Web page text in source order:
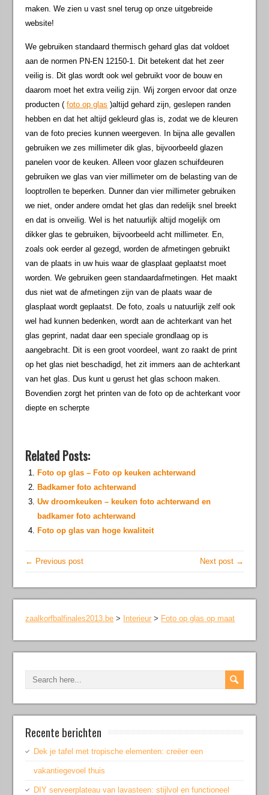
maken. We zien u vast snel terug op onze uitgebreide
website!
We gebruiken standaard thermisch gehard glas dat voldoet
aan de normen PN-EN 12150-1. Dit betekent dat het zeer
veilig is. Dit glas wordt ook wel gebruikt voor de bouw en
daarom moet het extra veilig zijn. Wij zorgen ervoor dat onze
producten (foto op glas )altijd gehard zijn, geslepen randen
hebben en dat het altijd gekleurd glas is, zodat we de kleuren
van de foto precies kunnen weergeven. In bijna alle gevallen
gebruiken we zes millimeter dik glas, bijvoorbeeld glazen
panelen voor de keuken. Alleen voor glazen schuifdeuren
gebruiken we glas van vier millimeter om de belasting van de
looptrollen te beperken. Dunner dan vier millimeter gebruiken
we niet, onder andere omdat het glas dan redelijk snel breekt
en dat is onveilig. Wel is het natuurlijk altijd mogelijk om
dikker glas te gebruiken, bijvoorbeeld acht millimeter. En,
zoals ook eerder al gezegd, worden de afmetingen gebruikt
van de plaats in uw huis waar de glasplaat geplaatst moet
worden. We gebruiken geen standaardafmetingen. Het maakt
dus niet wat de afmetingen zijn van de plaats waar de
glasplaat wordt geplaatst. De foto, zoals u natuurlijk zelf ook
wel had kunnen bedenken, wordt aan de achterkant van het
glas geprint, nadat daar een speciale grondlaag op is
aangebracht. Dit is een groot voordeel, want zo raakt de print
op het glas niet beschadigd, het zit immers aan de achterkant
van het glas. Dus kunt u gerust het glas schoon maken.
Bovendien zorgt het printen van de foto op de achterkant voor
diepte en scherpte
Related Posts:
Foto op glas – Foto op keuken achterwand
Badkamer foto achterwand
Uw droomkeuken – keuken foto achterwand en
badkamer foto achterwand
Foto op glas van hoge kwaliteit
← Previous post Next post →
zaalkorfbalfinales2013.be > Interieur > Foto op glas op maat
Recente berichten
Dek je tafel met tropische elementen: creëer een
vakantiegevoel thuis
DIY serveerplateau van lavasteen: stijlvol en functioneel